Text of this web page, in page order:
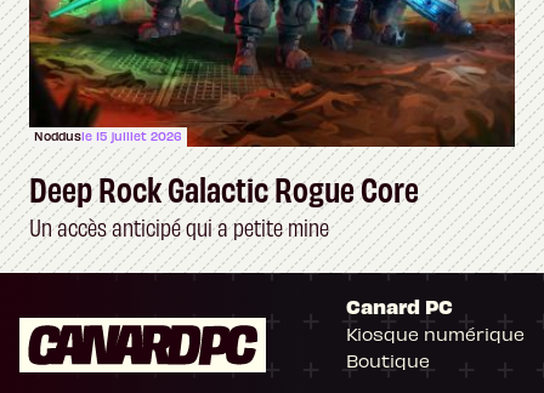
Noddusle 15 juillet 2026
Deep Rock Galactic Rogue Core
Un accès anticipé qui a petite mine
Canard PC
Kiosque numérique
Boutique
Il n'y a pas de
Cookie à se faire !